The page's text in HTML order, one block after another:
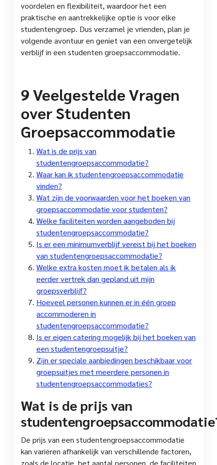
voordelen en flexibiliteit, waardoor het een
praktische en aantrekkelijke optie is voor elke
studentengroep. Dus verzamel je vrienden, plan je
volgende avontuur en geniet van een onvergetelijk
verblijf in een studenten groepsaccommodatie.
9 Veelgestelde Vragen
over Studenten
Groepsaccommodatie
Wat is de prijs van
studentengroepsaccommodatie?
Waar kan ik studentengroepsaccommodatie
vinden?
Wat zijn de voorwaarden voor het boeken van
groepsaccommodatie voor studenten?
Welke faciliteiten worden aangeboden bij
studentengroepsaccommodatie?
Is er een minimumverblijf vereist bij het boeken
van studentengroepsaccommodatie?
Welke extra kosten moet ik betalen als ik
eerder vertrek dan gepland uit mijn
groepsverblijf?
Hoeveel personen kunnen er in één groep
accommoderen in
studentengroepsaccommodatie?
Is er eigen catering mogelijk bij het boeken van
een studentengroepsuitje?
Zijn er speciale aanbiedingen beschikbaar voor
groepsuitjes met meerdere personen in
studentengroepsaccommodaties?
Wat is de prijs van
De prijs van een studentengroepsaccommodatie
kan variëren afhankelijk van verschillende factoren,